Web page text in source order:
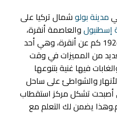
مدينة بولوشمال تركيا على
إسطنبولوالعاصمة أنقرة،
وتبعد 262 كم عن إسطنبول و192 كم عن أنقرة، وهي أحد
من المميزات في وقت
فيها غنية بتنوعها
والشواطئ على ساحل
أصبحت تشكل مركز استقطاب
يضمن لك التعلم مع